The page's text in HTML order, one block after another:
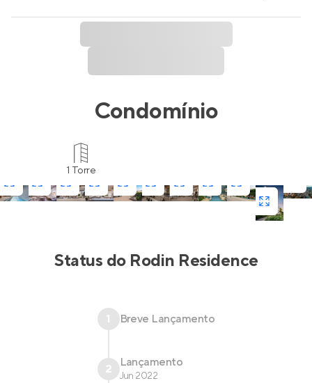
Condomínio
1 Torre
Status do Rodin Residence
1 Breve Lançamento
2 Lançamento
Jun 2022